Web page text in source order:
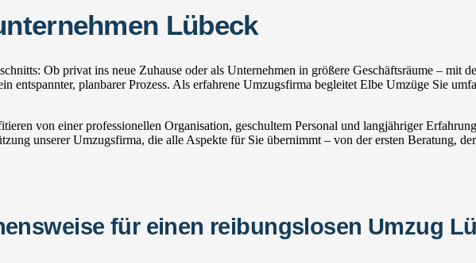
Lübeck
Ob privat ins neue Zuhause oder als Unternehmen in größere Geschäftsräume – mit
entspannter, planbarer Prozess. Als erfahrene Umzugsfirma begleitet Elbe Umzüge Sie
von einer professionellen Organisation, geschultem Personal und langjähriger
unserer Umzugsfirma, die alle Aspekte für Sie übernimmt – von der ersten Beratung,
für einen reibungslosen Umzug